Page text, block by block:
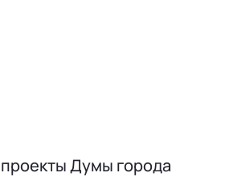
Думы города